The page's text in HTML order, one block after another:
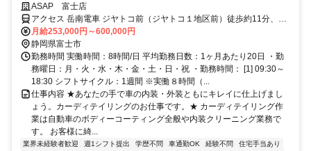
125日★高収入★昇給・賞与年２回★
ASAP 富士店
アクセス 岳南電車 ジヤトコ前（ジヤトコ１地区前）徒歩約11分、Ｊ
Ｒ東海道本線 吉原北口徒歩約17分
月給253,000円～600,000円
静岡県富士市
勤務時間 実働時間：8時間/日 平均勤務日数：1ヶ月あたり20日 ・勤
務曜日：月・火・水・木・金・土・日・祝 ・勤務時間： [1] 09:30～
18:30 シフトサイクル：1週間 ※実働８時間（...
仕事内容 ★あなたの手で車の内装・外装ともにキレイに仕上げまし
ょう。カーディテイリングのお仕事です。★ カーディテイリング作
業は自動車のボディーコーティング全般や内装クリーニング業務で
す。 お客様に綺...
業界未経験者歓迎 週1シフト提出 学歴不問 車通勤OK 経験不問
住宅手当あり